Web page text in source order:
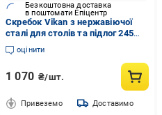
Безкоштовна доставка
в поштомати Епіцентр
Скребок Vikan з нержавіючої
сталі для столів та підлог 245
мм Білий (29085)
оцінити
1 070 ₴/шт.
Привеземо Доставимо